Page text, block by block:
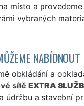
místo a
vybraných
NABÍDNOUT
obkládání a
sítě EXTRA
údržbu a stavební